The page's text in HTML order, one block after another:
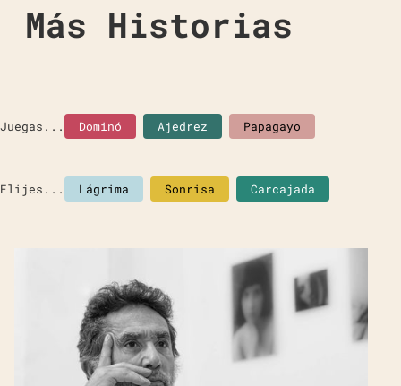
Más Historias
Juegas... Dominó Ajedrez Papagayo
Elijes... Lágrima Sonrisa Carcajada